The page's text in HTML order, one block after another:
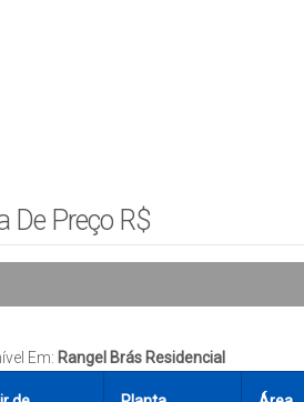
De Preço R$
Em: Rangel Brás Residencial